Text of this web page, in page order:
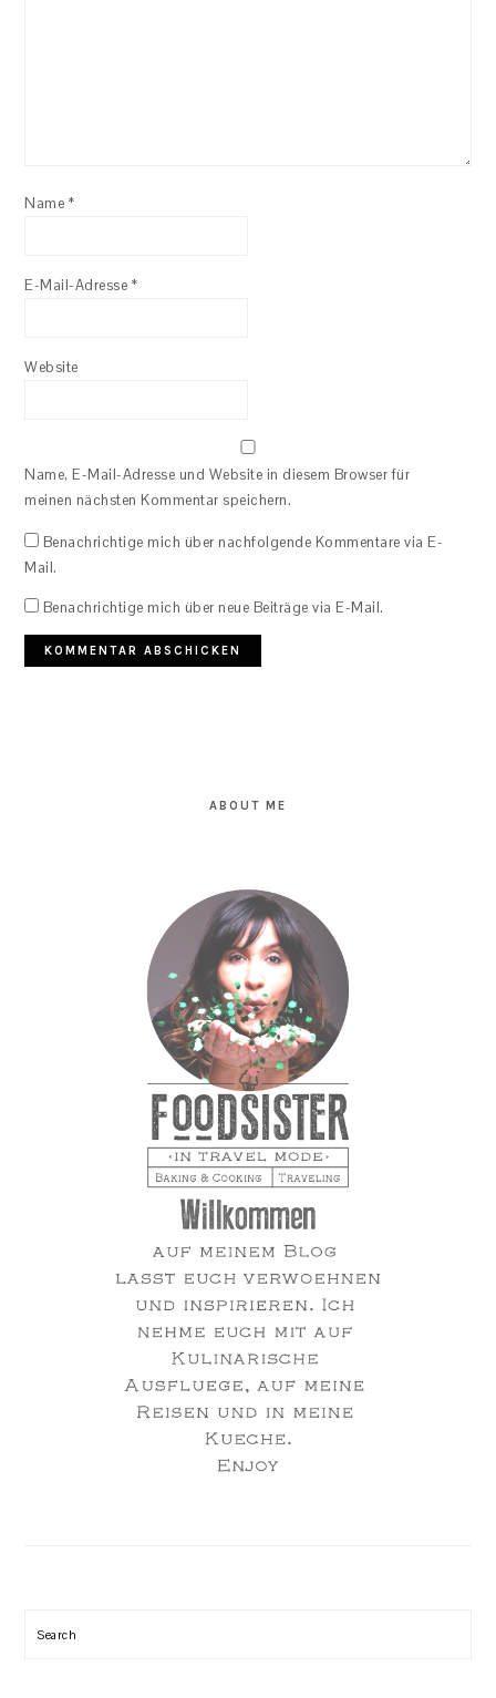
Name *
E-Mail-Adresse *
Website
Name, E-Mail-Adresse und Website in diesem Browser für
meinen nächsten Kommentar speichern.
Benachrichtige mich über nachfolgende Kommentare via E-
Mail.
Benachrichtige mich über neue Beiträge via E-Mail.
ABOUT ME
Search